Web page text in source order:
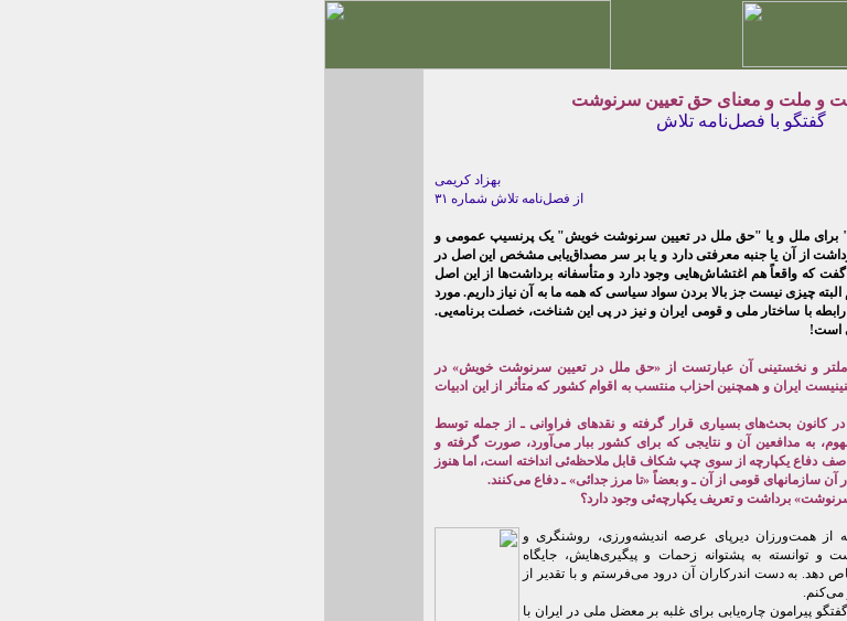
و ملت و معنای حق تعیین سرنوشت
گفتگو با فصل‌نامه تلاش
برای ملل و یا "حق ملل در تعیین سرنوشت خویش" یک پرنسیپ عمومی و
از آن یا جنبه معرفتی دارد و یا بر سر مصداق‌یابی مشخص این اصل در
گفت که واقعاً هم اغتشاش‌هایی وجود دارد و متأسفانه برداشت‌ها از این اصل
چیزی نیست جز بالا بردن سواد سیاسی که همه ما به آن نیاز داریم. مورد
با ساختار ملی و قومی ایران و نیز در پی این شناخت، خصلت برنامه‌یی.
است!
و نخستینی آن عبارتست از «حق ملل در تعیین سرنوشت خویش» در
ایران و همچنین احزاب منتسب به اقوام کشور که متأثر از این ادبیات
در کانون بحث‌های بسیاری قرار گرفته و نقدهای فراوانی ـ از جمله توسط
به مدافعین آن و نتایجی که برای کشور ببار می‌آورد، صورت گرفته‌ و
دفاع یکپارچه از سوی چپ شکاف قابل ملاحظه‌ئی انداخته است، اما هنوز
آن سازمانهای قومی از آن ـ و بعضاً «تا مرز جدائی» ـ دفاع می‌کنند.
برداشت و تعریف یکپارچه‌ئی وجود دارد؟
از همت‌ورزان دیرپای عرصه اندیشه‌ورزی، روشنگری و
و توانسته به پشتوانه زحمات و پیگیری‌هایش، جایگاه
دهد. به دست اندرکاران آن درود می‌فرستم و با تقدیر از
می‌کنم.
پیرامون چاره‌یابی برای غلبه بر معضل ملی در ایران با